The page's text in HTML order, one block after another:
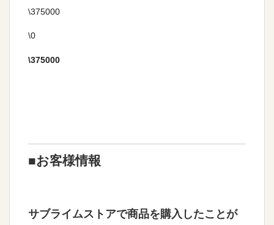
\375000
\0
\375000
■お客様情報
サブライムストアで商品を購入したことが